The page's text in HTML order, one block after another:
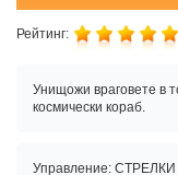
Рейтинг:
Унищожи враговете в
космически кораб.
Управление: СТРЕЛКИ